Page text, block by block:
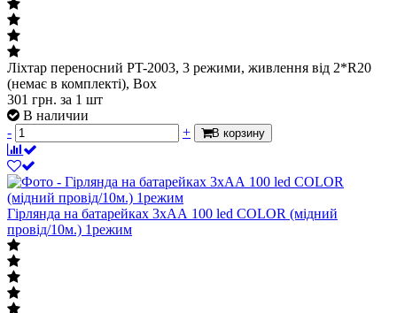
Ліхтар переносний PT-2003, 3 режими, живлення від 2*R20
(немає в комплекті), Box
301 грн. за 1 шт
В наличии
-
+ В корзину
Гірлянда на батарейках 3хАА 100 led COLOR (мідний
провід/10м.) 1режим